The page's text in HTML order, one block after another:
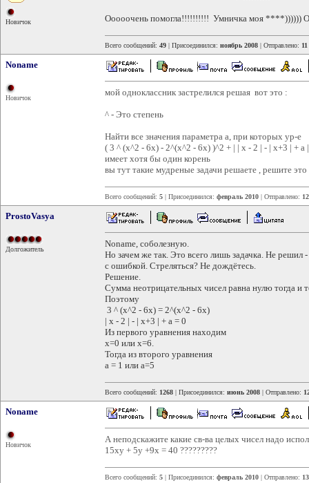
Новичок Ооооочень помогла!!!!!!!!!! Умничка моя ****))))))
Всего сообщений: 49 | Присоединился: ноябрь 2008 | Отправлено:
Noname
Новичок
мой одноклассник застрелился решая вот это :
^ - Это степень
Найти все значения параметра а, при которых ур-е
( 3 ^ (x^2 - 6x) - 2^(x^2 - 6x) )^2 + | | x - 2 | - | x+3 | + a
имеет хотя бы один корень
вы тут такие мудреные задачи решаете , решите это
Всего сообщений: 5 | Присоединился: февраль 2010 | Отправлено:
ProstoVasya
Долгожитель
Noname, соболезную.
Но зачем же так. Это всего лишь задачка. Не
с ошибкой. Стреляться? Не дождётесь.
Решение.
Сумма неотрицательных чисел равна нулю тогда и
Поэтому
3 ^ (x^2 - 6x) = 2^(x^2 - 6x)
| x - 2 | - | x+3 | + a = 0
Из первого уравнения находим
x=0 или x=6.
Тогда из второго уравнения
а = 1 или а=5
Всего сообщений: 1268 | Присоединился: июнь 2008 | Отправлено:
Noname
Новичок
А неподскажите какие св-ва целых чисел надо
15ху + 5у +9х = 40 ?????????
Всего сообщений: 5 | Присоединился: февраль 2010 | Отправлено: